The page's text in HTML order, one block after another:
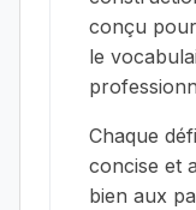
conçu
le
Chaque
concise et
bien aux